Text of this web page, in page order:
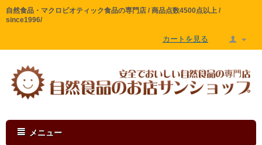
自然食品・マクロビオティック食品の専門店 / 商品点数4500点以上 /
since1996/
カートを見る
メニュー